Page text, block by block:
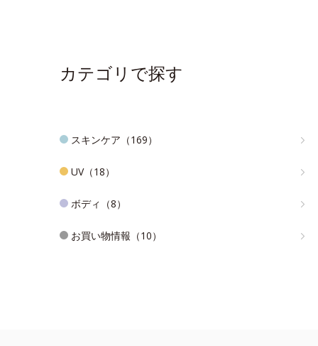
カテゴリで探す
スキンケア（169）
UV（18）
ボディ（8）
お買い物情報（10）